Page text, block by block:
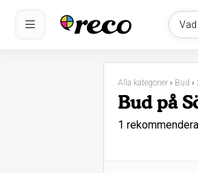
Alla kategorier › Bud ›
Bud på
1